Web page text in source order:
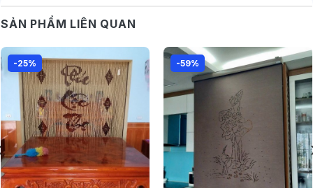
thiết kế hiện đại tại Rèm Xinh
SẢN PHẨM LIÊN QUAN
-25% -59%